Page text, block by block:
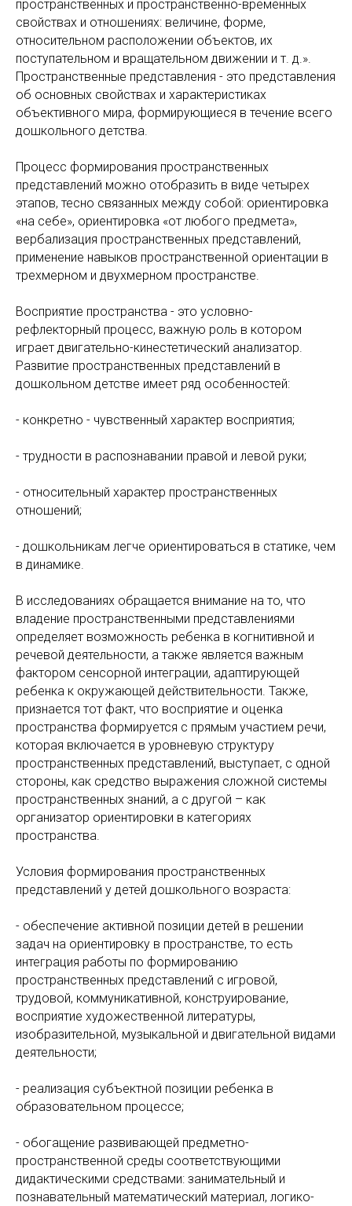
пространственных и пространственно-временных
свойствах и отношениях: величине, форме,
относительном расположении объектов, их
поступательном и вращательном движении и т. д.».
Пространственные представления - это представления
об основных свойствах и характеристиках
объективного мира, формирующиеся в течение всего
дошкольного детства.
Процесс формирования пространственных
представлений можно отобразить в виде четырех
этапов, тесно связанных между собой: ориентировка
«на себе», ориентировка «от любого предмета»,
вербализация пространственных представлений,
применение навыков пространственной ориентации в
трехмерном и двухмерном пространстве.
Восприятие пространства - это условно-
рефлекторный процесс, важную роль в котором
играет двигательно-кинестетический анализатор.
Развитие пространственных представлений в
дошкольном детстве имеет ряд особенностей:
- конкретно - чувственный характер восприятия;
- трудности в распознавании правой и левой руки;
- относительный характер пространственных
отношений;
- дошкольникам легче ориентироваться в статике, чем
в динамике.
В исследованиях обращается внимание на то, что
владение пространственными представлениями
определяет возможность ребенка в когнитивной и
речевой деятельности, а также является важным
фактором сенсорной интеграции, адаптирующей
ребенка к окружающей действительности. Также,
признается тот факт, что восприятие и оценка
пространства формируется с прямым участием речи,
которая включается в уровневую структуру
пространственных представлений, выступает, с одной
стороны, как средство выражения сложной системы
пространственных знаний, а с другой – как
организатор ориентировки в категориях
пространства.
Условия формирования пространственных
представлений у детей дошкольного возраста:
- обеспечение активной позиции детей в решении
задач на ориентировку в пространстве, то есть
интеграция работы по формированию
пространственных представлений с игровой,
трудовой, коммуникативной, конструирование,
восприятие художественной литературы,
изобразительной, музыкальной и двигательной видами
деятельности;
- реализация субъектной позиции ребенка в
образовательном процессе;
- обогащение развивающей предметно-
пространственной среды соответствующими
дидактическими средствами: занимательный и
познавательный математический материал, логико-